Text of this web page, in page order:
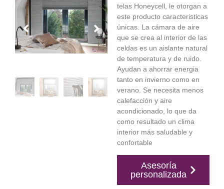
telas Honeycell, le otorgan a
este producto caracteristicas
únicas. La cámara de aire
que se crea al interior de las
celdas es un aislante natural
de temperatura y de ruido.
Ayudan a ahorrar energia
tanto en invierno como en
verano. Se necesita menos
calefacción y aire
acondicionado, lo que da
como resultado un clima
interior más saludable y
confortable
Asesoría
personalizada